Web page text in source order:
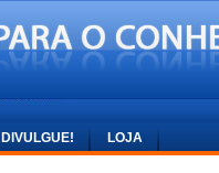
DIVULGUE! LOJA